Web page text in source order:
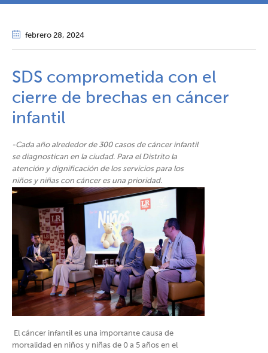
febrero 28, 2024
SDS comprometida con el
cierre de brechas en cáncer
infantil
-Cada año alrededor de 300 casos de cáncer infantil
se diagnostican en la ciudad. Para el Distrito la
atención y dignificación de los servicios para los
niños y niñas con cáncer es una prioridad.
El cáncer infantil es una importante causa de
mortalidad en niños y niñas de 0 a 5 años en el